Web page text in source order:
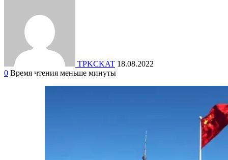
TPKCKAT 18.08.2022
0 Время чтения меньше минуты